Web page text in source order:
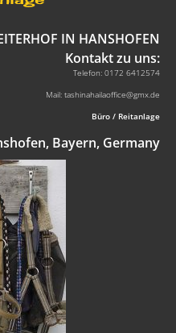
IN HANSHOFEN
Kontakt zu uns:
Telefon: 0172 6412574
Mail: tashinahailaoffice@gmx.de
Büro / Reitanlage
Bayern, Germany